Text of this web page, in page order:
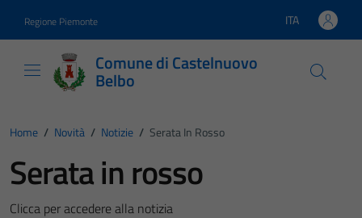
Regione Piemonte Lingua attiva:
ITA
Comune di Castelnuovo
Belbo
Home / Novità / Notizie / Serata In Rosso
Serata in rosso
Clicca per accedere alla notizia